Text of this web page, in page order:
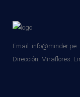
Email: info@minder.pe
Dirección: Miraflores.